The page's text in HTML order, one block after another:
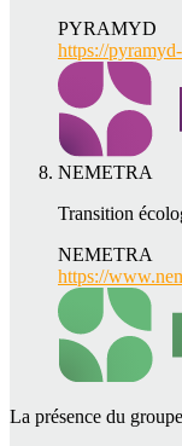
PYRAMYD
https://
NEMETRA
Transition
NEMETRA
https://
La présence du